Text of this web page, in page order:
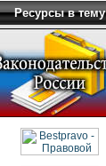
Ресурсы в тему